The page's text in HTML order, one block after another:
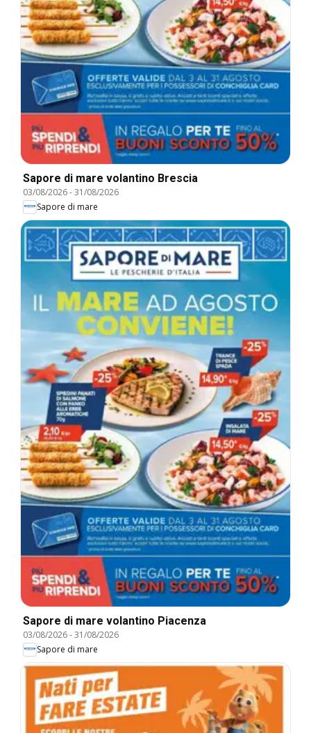
Sapore di mare volantino Brescia
03/08/2026-31/08/2026
Sapore di mare
Sapore di mare volantino Piacenza
03/08/2026-31/08/2026
Sapore di mare